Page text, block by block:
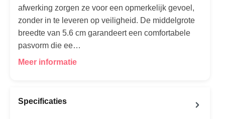
afwerking zorgen ze voor een opmerkelijk gevoel,
zonder in te leveren op veiligheid. De middelgrote
breedte van 5.6 cm garandeert een comfortabele
pasvorm die ee…
Meer informatie
Specificaties